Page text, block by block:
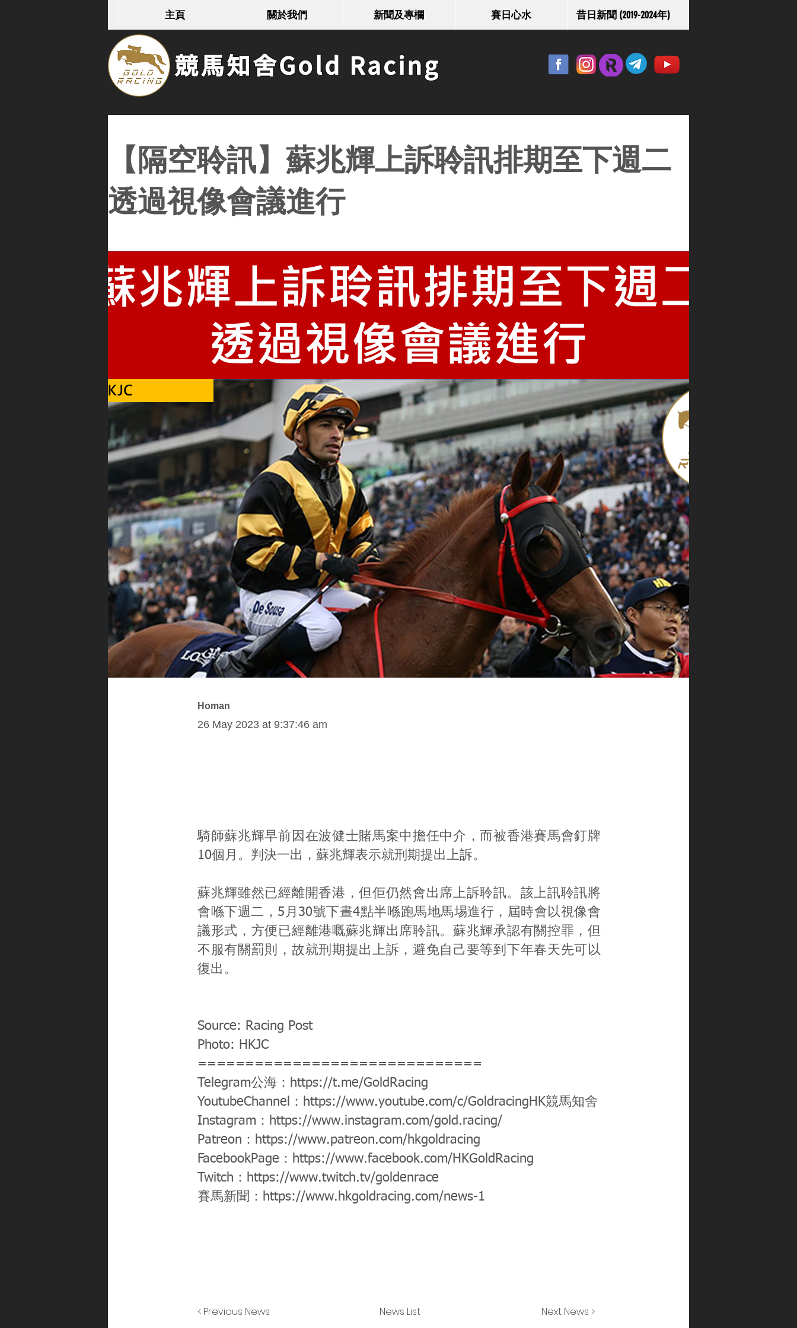
主頁 關於我們 新聞及專欄 賽日心水 昔日新聞 (2019-2024年)
競馬知舍Gold Racing
【隔空聆訊】蘇兆輝上訴聆訊排期至下週二
透過視像會議進行
Homan
26 May 2023 at 9:37:46 am
騎師蘇兆輝早前因在波健士賭馬案中擔任中介，而被香港賽馬會釘牌
10個月。判決一出，蘇兆輝表示就刑期提出上訴。
蘇兆輝雖然已經離開香港，但佢仍然會出席上訴聆訊。該上訊聆訊將
會喺下週二，5月30號下晝4點半喺跑馬地馬埸進行，屆時會以視像會
議形式，方便已經離港嘅蘇兆輝出席聆訊。蘇兆輝承認有關控罪，但
不服有關罰則，故就刑期提出上訴，避免自己要等到下年春天先可以
復出。
Source: Racing Post
Photo: HKJC
==============================
Telegram公海： https://t.me/GoldRacing
YoutubeChannel： https://www.youtube.com/c/GoldracingHK競馬知舍
Instagram： https://www.instagram.com/gold.racing/
Patreon： https://www.patreon.com/hkgoldracing
FacebookPage： https://www.facebook.com/HKGoldRacing
Twitch： https://www.twitch.tv/goldenrace
賽馬新聞： https://www.hkgoldracing.com/news-1
< Previous News News List Next News >